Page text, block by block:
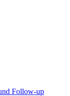
Follow-up